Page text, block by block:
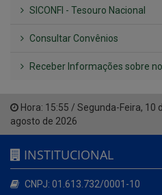
SICONFI - Tesouro Nacional
Consultar Convênios
Receber Informações sobre
Hora: 15:55 / Segunda-Feira, 10
agosto de 2026
INSTITUCIONAL
CNPJ: 01.613.732/0001-10